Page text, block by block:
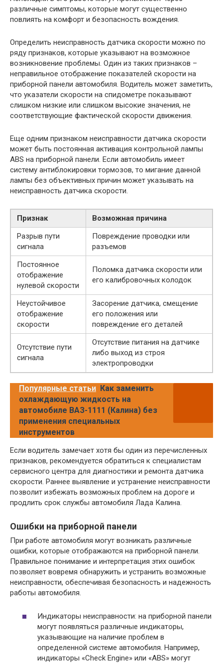
различные симптомы, которые могут существенно
повлиять на комфорт и безопасность вождения.
Определить неисправность датчика скорости можно по
ряду признаков, которые указывают на возможное
возникновение проблемы. Один из таких признаков –
неправильное отображение показателей скорости на
приборной панели автомобиля. Водитель может заметить,
что указатели скорости на спидометре показывают
слишком низкие или слишком высокие значения, не
соответствующие фактической скорости движения.
Еще одним признаком неисправности датчика скорости
может быть постоянная активация контрольной лампы
ABS на приборной панели. Если автомобиль имеет
систему антиблокировки тормозов, то мигание данной
лампы без объективных причин может указывать на
неисправность датчика скорости.
Признак
Возможная причина
Разрыв пути
сигнала
Повреждение проводки или
разъемов
Постоянное
отображение
нулевой скорости
Поломка датчика скорости или
его калибровочных колодок
Неустойчивое
отображение
скорости
Засорение датчика, смещение
его положения или
повреждение его деталей
Отсутствие пути
сигнала
Отсутствие питания на датчике
либо выход из строя
электропроводки
Популярные статьи Как заменить
охлаждающую жидкость на
автомобиле ВАЗ-1111 (Калина) без
применения специальных
инструментов
Если водитель замечает хотя бы один из перечисленных
признаков, рекомендуется обратиться к специалистам
сервисного центра для диагностики и ремонта датчика
скорости. Раннее выявление и устранение неисправности
позволит избежать возможных проблем на дороге и
продлить срок службы автомобиля Лада Калина.
Ошибки на приборной панели
При работе автомобиля могут возникать различные
ошибки, которые отображаются на приборной панели.
Правильное понимание и интерпретация этих ошибок
позволяет вовремя обнаружить и устранить возможные
неисправности, обеспечивая безопасность и надежность
работы автомобиля.
Индикаторы неисправности: на приборной панели
могут появляться различные индикаторы,
указывающие на наличие проблем в
определенной системе автомобиля. Например,
индикаторы «Check Engine» или «ABS» могут